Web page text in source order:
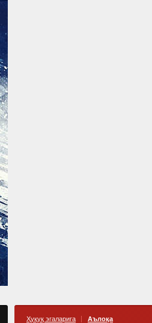
Ҳуқуқ эгаларига Аълоқа